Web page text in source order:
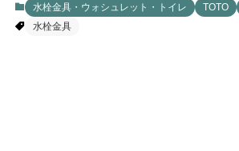
水栓金具・ウォシュレット・トイレ TOTO
水栓金具